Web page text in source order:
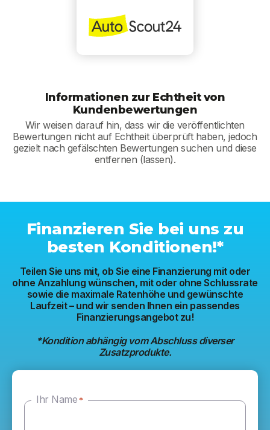
Informationen zur Echtheit von
Kundenbewertungen
Wir weisen darauf hin, dass wir die veröffentlichten
Bewertungen nicht auf Echtheit überprüft haben, jedoch
gezielt nach gefälschten Bewertungen suchen und diese
entfernen (lassen).
Finanzieren Sie bei uns zu
besten Konditionen!*
Teilen Sie uns mit, ob Sie eine Finanzierung mit oder
ohne Anzahlung wünschen, mit oder ohne Schlussrate
sowie die maximale Ratenhöhe und gewünschte
Laufzeit – und wir senden Ihnen ein passendes
Finanzierungsangebot zu!
*Kondition abhängig vom Abschluss diverser
Zusatzprodukte.
Ihr Name *